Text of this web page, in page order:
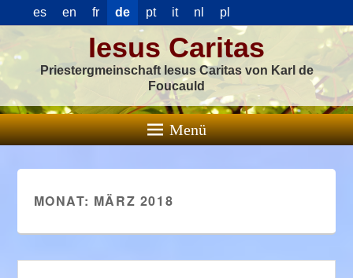
es en fr de pt it nl pl
Iesus Caritas
Priestergmeinschaft Iesus Caritas von Karl de
Foucauld
Menü
MONAT: MÄRZ 2018